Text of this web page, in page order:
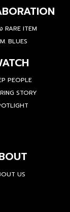
RARE ITEM
BLUES
PEOPLE
STORY
US